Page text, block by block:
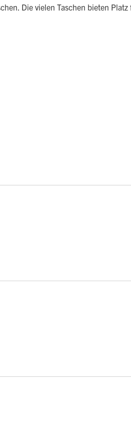
Die vielen Taschen bieten